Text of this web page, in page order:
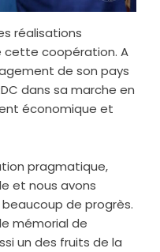
réalisations
cette coopération. A
de son pays
dans sa marche en
économique et
pragmatique,
et nous avons
de progrès.
mémorial de
un des fruits de la